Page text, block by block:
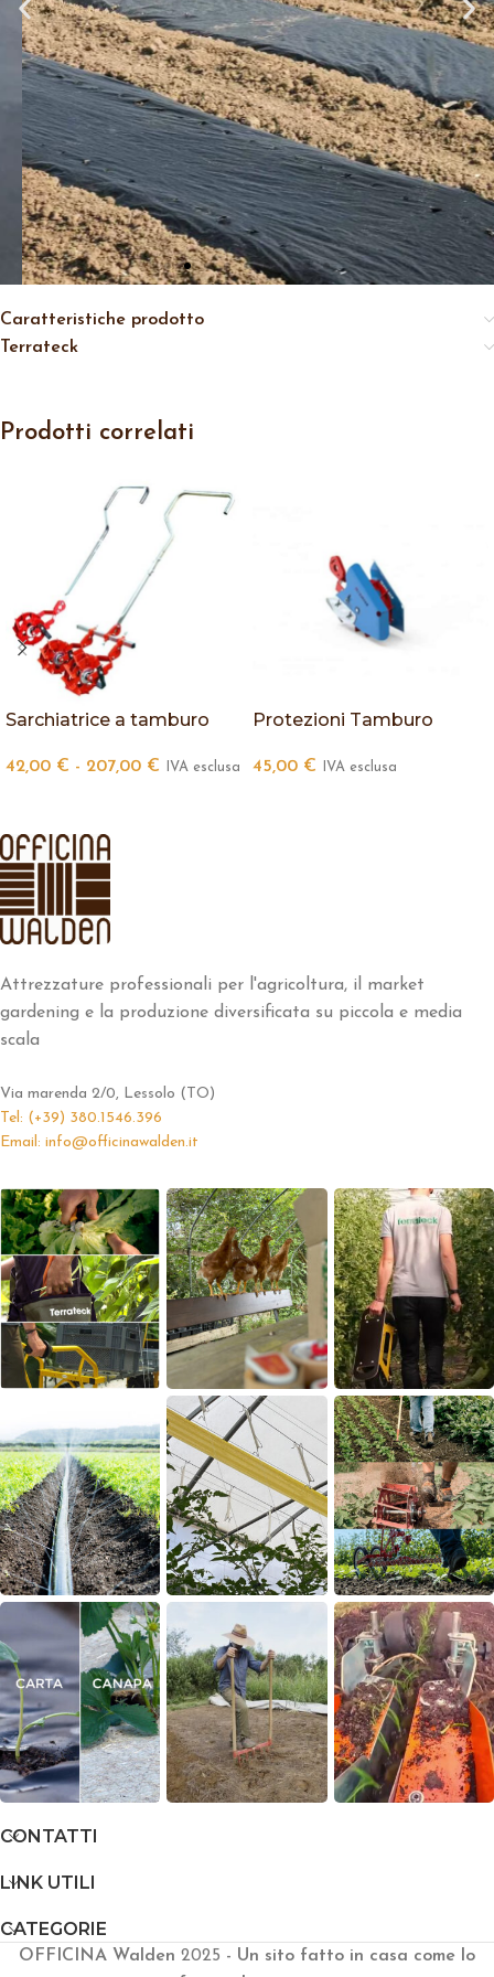
Caratteristiche prodotto
Terrateck
Prodotti correlati
Sarchiatrice a tamburo
42,00 € - 207,00 € IVA esclusa
Protezioni Tamburo
45,00 € IVA esclusa
Attrezzature professionali per l'agricoltura, il market
gardening e la produzione diversificata su piccola e media
scala
Via marenda 2/0, Lessolo (TO)
Tel: (+39) 380.1546.396
Email: info@officinawalden.it
CONTATTI
LINK UTILI
CATEGORIE
OFFICINA Walden 2025 - Un sito fatto in casa come lo